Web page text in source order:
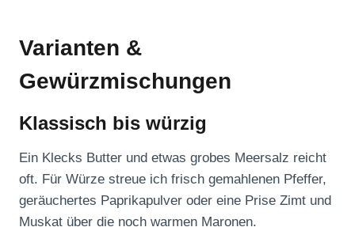
Varianten &
Gewürzmischungen
Klassisch bis würzig
Ein Klecks Butter und etwas grobes Meersalz reicht
oft. Für Würze streue ich frisch gemahlenen Pfeffer,
geräuchertes Paprikapulver oder eine Prise Zimt und
Muskat über die noch warmen Maronen.